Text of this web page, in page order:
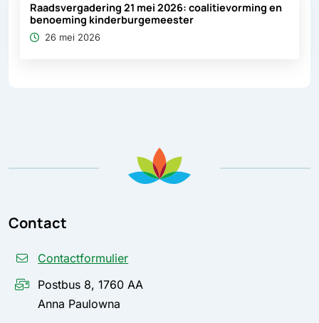
Raadsvergadering 21 mei 2026: coalitievorming en
benoeming kinderburgemeester
26 mei 2026
Contact
Contactformulier
Postbus 8, 1760 AA
Anna Paulowna